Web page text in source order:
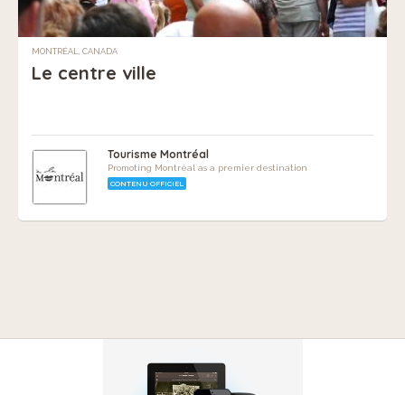
MONTRÉAL, CANADA
Le centre ville
Tourisme Montréal
Promoting Montréal as a premier destination
CONTENU OFFICIEL